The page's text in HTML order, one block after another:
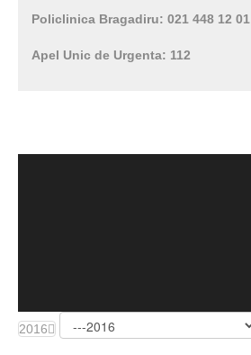
Policlinica Bragadiru: 021 448 12 01
Apel Unic de Urgenta: 112
2016